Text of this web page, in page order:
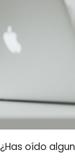
¿Has oído